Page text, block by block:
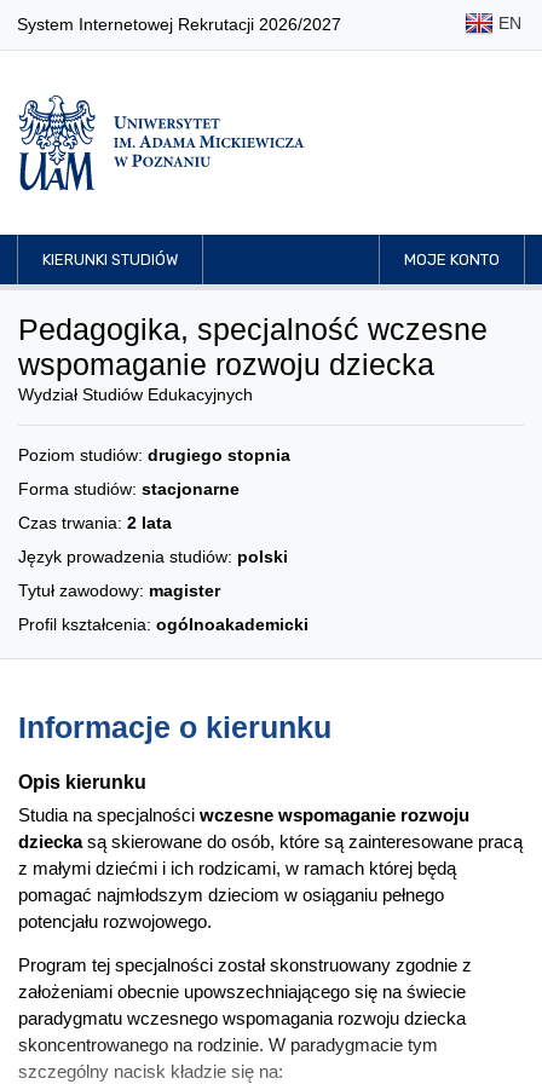
System Internetowej Rekrutacji 2026/2027 EN
KIERUNKI STUDIÓW MOJE KONTO
Pedagogika, specjalność wczesne
wspomaganie rozwoju dziecka
Wydział Studiów Edukacyjnych
Poziom studiów: drugiego stopnia
Forma studiów: stacjonarne
Czas trwania: 2 lata
Język prowadzenia studiów: polski
Tytuł zawodowy: magister
Profil kształcenia: ogólnoakademicki
Informacje o kierunku
Opis kierunku
Studia na specjalności wczesne wspomaganie rozwoju
dzieckasą skierowane do osób, które są zainteresowane pracą
z małymi dziećmi i ich rodzicami, w ramach której będą
pomagać najmłodszym dzieciom w osiąganiu pełnego
potencjału rozwojowego.
Program tej specjalności został skonstruowany zgodnie z
założeniami obecnie upowszechniającego się na świecie
paradygmatu wczesnego wspomagania rozwoju dziecka
skoncentrowanego na rodzinie. W paradygmacie tym
szczególny nacisk kładzie się na: